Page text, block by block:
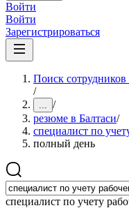
Войти
Войти
Зарегистрироваться
Поиск сотрудников
/
... /
резюме в Балтаси/
специалист по
полный день
специалист по учету